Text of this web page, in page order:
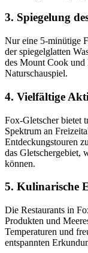
3. Spiegelung
Nur eine 5-minütige
der spiegelglatten
des Mount Cook und
Naturschauspiel.
4. Vielfältige
Fox-Gletscher bietet
Spektrum an
Entdeckungstouren
das Gletschergebiet,
können.
5. Kulinarische
Die Restaurants in
Produkten und
Temperaturen und
entspannten